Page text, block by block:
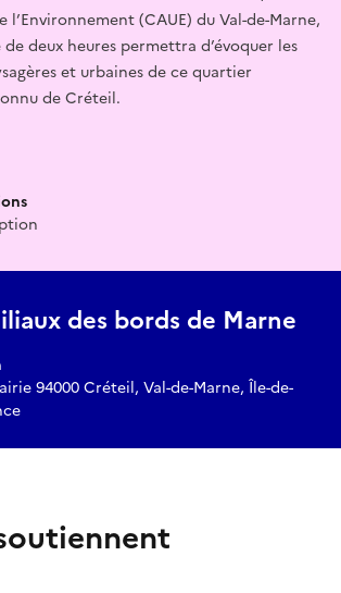
l’Environnement (CAUE) du Val-de-Marne,
deux heures permettra d’évoquer les
et urbaines de ce quartier
de Créteil.
des bords de Marne
94000 Créteil, Val-de-Marne, Île-de-